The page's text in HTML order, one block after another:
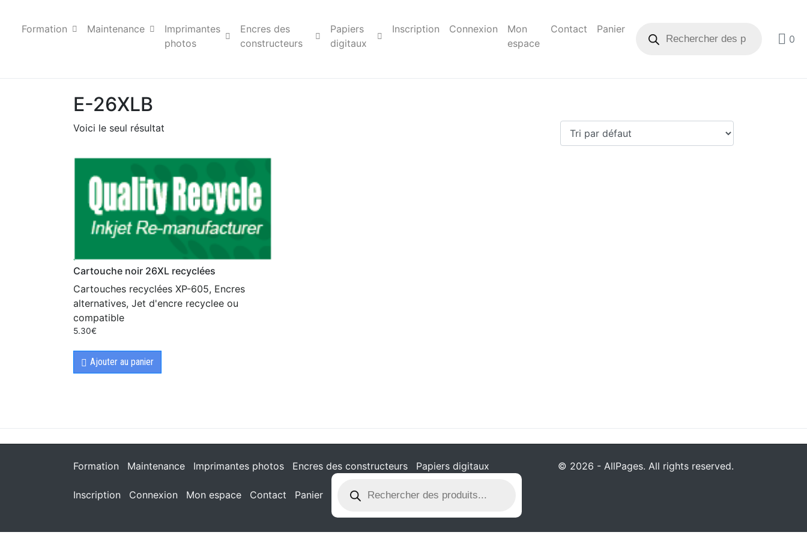
Formation Maintenance
Imprimantes
photos
Encres des
constructeurs
Papiers
digitaux
Inscription Connexion
Mon
espace
Contact
Panier
0
E-26XLB
Voici le seul résultat
Cartouche noir 26XL recyclées
Cartouches recyclées XP-605, Encres
alternatives, Jet d'encre recyclee ou
compatible
5.30€
Ajouter au panier
Formation Maintenance Imprimantes photos Encres des constructeurs Papiers digitaux
Inscription Connexion Mon espace Contact Panier
© 2026 - AllPages. All rights reserved.